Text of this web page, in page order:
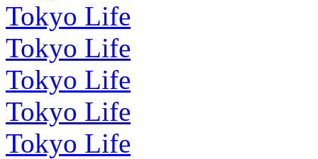
Tokyo Life
Tokyo Life
Tokyo Life
Tokyo Life
Tokyo Life